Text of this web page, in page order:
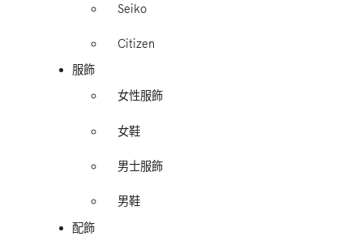
Seiko
Citizen
服飾
女性服飾
女鞋
男士服飾
男鞋
配飾